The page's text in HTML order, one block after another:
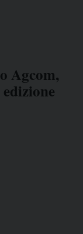
Agcom,